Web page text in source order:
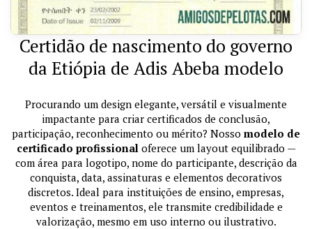
Certidão de nascimento do governo
da Etiópia de Adis Abeba modelo
Procurando um design elegante, versátil e visualmente
impactante para criar certificados de conclusão,
participação, reconhecimento ou mérito? Nosso modelo de
certificado profissional oferece um layout equilibrado —
com área para logotipo, nome do participante, descrição da
conquista, data, assinaturas e elementos decorativos
discretos. Ideal para instituições de ensino, empresas,
eventos e treinamentos, ele transmite credibilidade e
valorização, mesmo em uso interno ou ilustrativo.